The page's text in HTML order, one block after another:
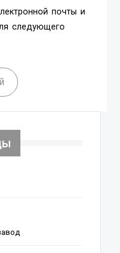
почты и
следующего